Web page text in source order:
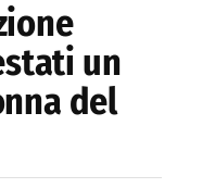
un
del